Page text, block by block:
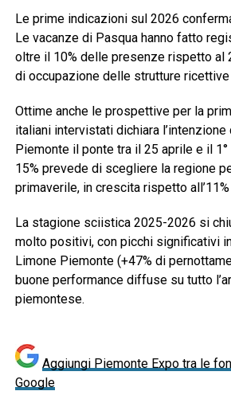
Le prime indicazioni sul 2026
Le vacanze di Pasqua hanno fatto
oltre il 10% delle presenze rispetto al
di occupazione delle strutture ricettive
Ottime anche le prospettive per la
italiani intervistati dichiara
Piemonte il ponte tra il 25 aprile e il
15% prevede di scegliere la regione
primaverile, in crescita rispetto
La stagione sciistica 2025-2026 si
molto positivi, con picchi significativi
Limone Piemonte (+47% di
buone performance diffuse su tutto
piemontese.
Aggiungi Piemonte Expo tra le
Google